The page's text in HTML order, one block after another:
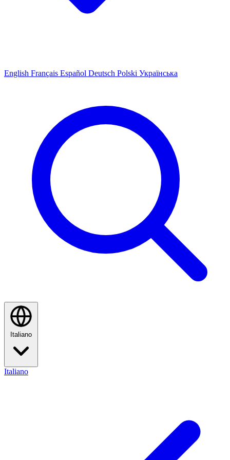
English Français Español Deutsch Polski Українська
Italiano
Italiano